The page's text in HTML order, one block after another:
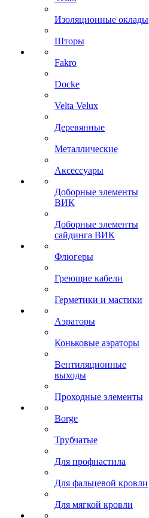
Изоляционные оклады
Шторы
Fakro
Docke
Velta Velux
Деревянные
Металлические
Аксессуары
Доборные элементы
ВИК
Доборные элементы
сайдинга ВИК
Флюгеры
Греющие кабели
Герметики и мастики
Аэраторы
Коньковые аэраторы
Вентиляционные
выходы
Проходные элементы
Borge
Трубчатые
Для профнастила
Для фальцевой кровли
Для мягкой кровли